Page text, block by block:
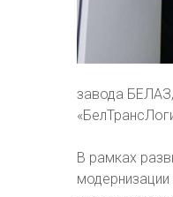
завода
В рамках